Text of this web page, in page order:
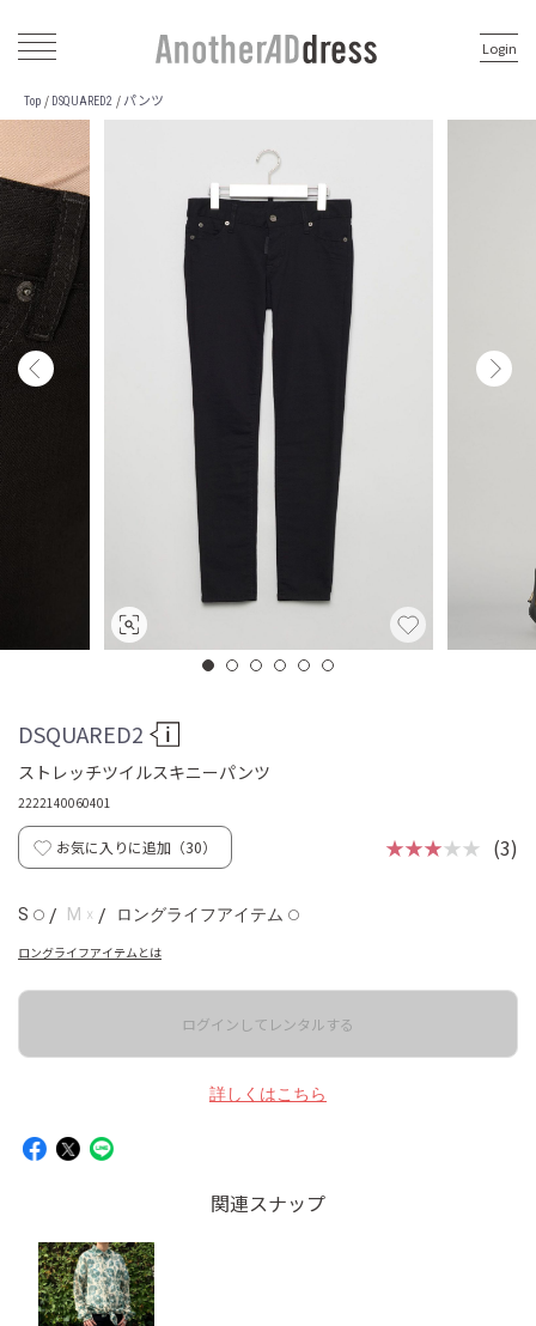
Login
Top / DSQUARED2 / パンツ
DSQUARED2
ストレッチツイルスキニーパンツ
2222140060401
お気に入りに追加（30） ★★★★★ (3)
S ◯ / M ☓ / ロングライフアイテム ◯
ロングライフアイテムとは
ログインしてレンタルする
詳しくはこちら
関連スナップ